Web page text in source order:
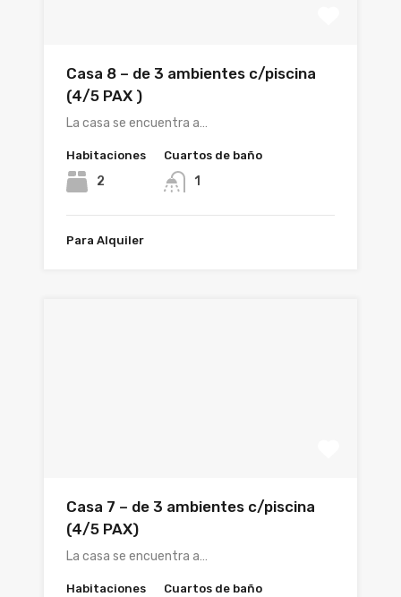
Casa 8 – de 3 ambientes c/piscina
(4/5 PAX )
La casa se encuentra a…
Habitaciones
2
Cuartos de baño
1
Para Alquiler
Casa 7 – de 3 ambientes c/piscina
(4/5 PAX)
La casa se encuentra a…
Habitaciones Cuartos de baño